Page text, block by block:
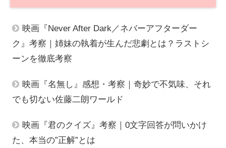
映画『Never After Dark／ネバーアフターダー
ク』考察｜姉妹の執着が生んだ悲劇とは？ラストシ
ーンを徹底考察
映画『名無し』感想・考察｜奇妙で不気味、それ
でも切ない佐藤二朗ワールド
映画『君のクイズ』考察｜0文字回答が問いかけ
た、本当の”正解”とは